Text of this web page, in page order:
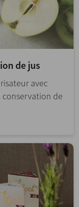
de jus
avec
de